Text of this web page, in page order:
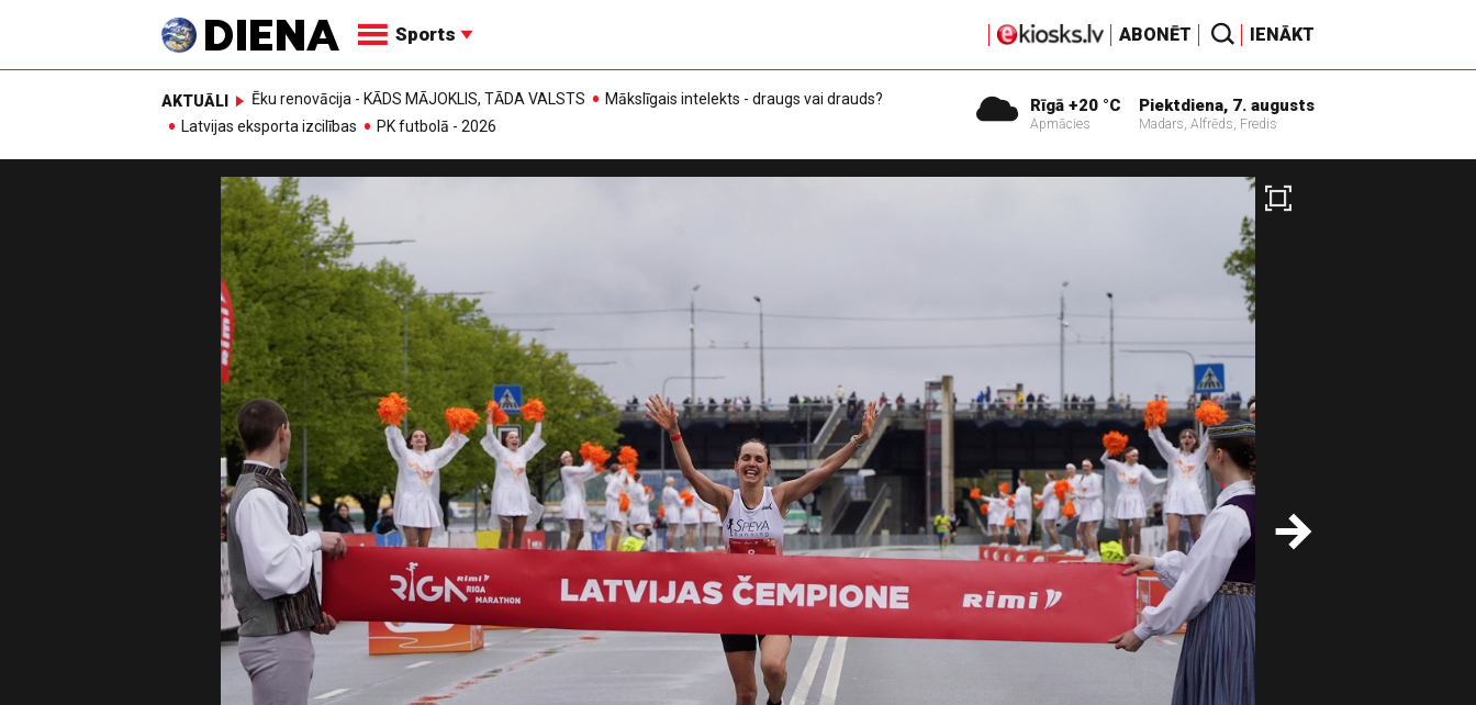
Sports ABONĒT IENĀKT
AKTUĀLI Ēku renovācija - KĀDS MĀJOKLIS, TĀDA VALSTS
Mākslīgais intelekts - draugs vai drauds?
Latvijas eksporta izcilības
PK futbolā - 2026
Rīgā +20 °C
Apmācies
Piektdiena, 7. augusts
Madars, Alfrēds, Fredis